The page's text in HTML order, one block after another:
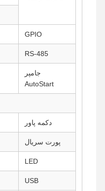
GPIO
RS-485
جامپر
AutoStart
دکمه پاور
پورت سریال
LED
USB